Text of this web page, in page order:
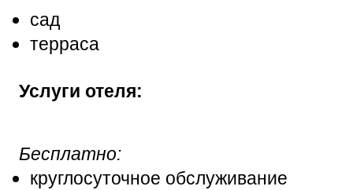
сад
терраса
Услуги отеля:
Бесплатно:
круглосуточное обслуживание